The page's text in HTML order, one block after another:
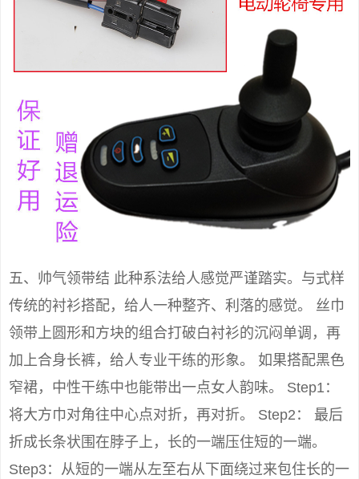
五、帅气领带结 此种系法给人感觉严谨踏实。与式样
传统的衬衫搭配，给人一种整齐、利落的感觉。 丝巾
领带上圆形和方块的组合打破白衬衫的沉闷单调，再
加上合身长裤，给人专业干练的形象。 如果搭配黑色
窄裙，中性干练中也能带出一点女人韵味。 Step1：
将大方巾对角往中心点对折，再对折。 Step2： 最后
折成长条状围在脖子上，长的一端压住短的一端。
Step3：从短的一端从左至右从下面绕过来包住长的一